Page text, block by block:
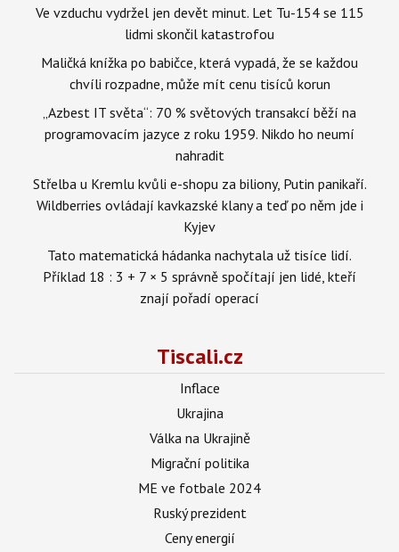
Ve vzduchu vydržel jen devět minut. Let Tu-154 se 115
lidmi skončil katastrofou
Maličká knížka po babičce, která vypadá, že se každou
chvíli rozpadne, může mít cenu tisíců korun
„Azbest IT světa“: 70 % světových transakcí běží na
programovacím jazyce z roku 1959. Nikdo ho neumí
nahradit
Střelba u Kremlu kvůli e-shopu za biliony, Putin panikaří.
Wildberries ovládají kavkazské klany a teď po něm jde i
Kyjev
Tato matematická hádanka nachytala už tisíce lidí.
Příklad 18 : 3 + 7 × 5 správně spočítají jen lidé, kteří
znají pořadí operací
Tiscali.cz
Inflace
Ukrajina
Válka na Ukrajině
Migrační politika
ME ve fotbale 2024
Ruský prezident
Ceny energií